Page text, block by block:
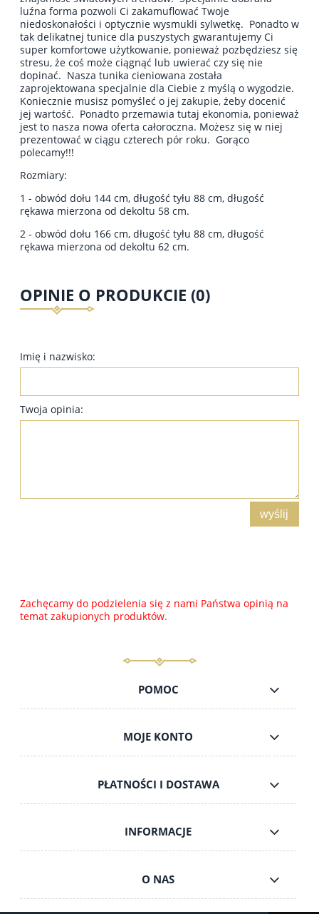
luźna forma pozwoli Ci zakamuflować Twoje
niedoskonałości i optycznie wysmukli sylwetkę. Ponadto w
tak delikatnej tunice dla puszystych gwarantujemy Ci
super komfortowe użytkowanie, ponieważ pozbędziesz się
stresu, że coś może ciągnąć lub uwierać czy się nie
dopinać. Nasza tunika cieniowana została
zaprojektowana specjalnie dla Ciebie z myślą o wygodzie.
Koniecznie musisz pomyśleć o jej zakupie, żeby docenić
jej wartość. Ponadto przemawia tutaj ekonomia, ponieważ
jest to nasza nowa oferta całoroczna. Możesz się w niej
prezentować w ciągu czterech pór roku. Gorąco
polecamy!!!
Rozmiary:
1 - obwód dołu 144 cm, długość tyłu 88 cm, długość
rękawa mierzona od dekoltu 58 cm.
2 - obwód dołu 166 cm, długość tyłu 88 cm, długość
rękawa mierzona od dekoltu 62 cm.
OPINIE O PRODUKCIE (0)
Imię i nazwisko:
Twoja opinia:
wyślij
Zachęcamy do podzielenia się z nami Państwa opinią na
temat zakupionych produktów.
POMOC
MOJE KONTO
PŁATNOŚCI I DOSTAWA
INFORMACJE
O NAS